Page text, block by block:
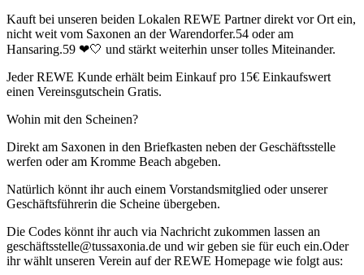
Kauft bei unseren beiden Lokalen REWE Partner direkt vor Ort ein,
nicht weit vom Saxonen an der Warendorfer.54 oder am
Hansaring.59 ❤🤍 und stärkt weiterhin unser tolles Miteinander.
Jeder REWE Kunde erhält beim Einkauf pro 15€ Einkaufswert
einen Vereinsgutschein Gratis.
Wohin mit den Scheinen?
Direkt am Saxonen in den Briefkasten neben der Geschäftsstelle
werfen oder am Kromme Beach abgeben.
Natürlich könnt ihr auch einem Vorstandsmitglied oder unserer
Geschäftsführerin die Scheine übergeben.
Die Codes könnt ihr auch via Nachricht zukommen lassen an
geschäftsstelle@tussaxonia.de und wir geben sie für euch ein.Oder
ihr wählt unseren Verein auf der REWE Homepage wie folgt aus: